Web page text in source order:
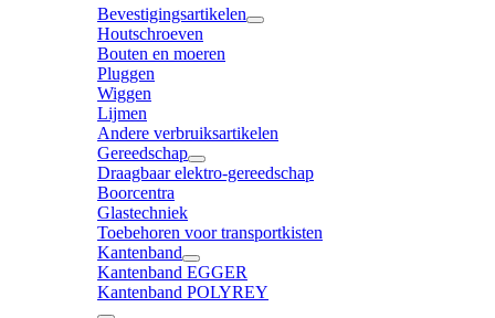
Bevestigingsartikelen
Houtschroeven
Bouten en moeren
Pluggen
Wiggen
Lijmen
Andere verbruiksartikelen
Gereedschap
Draagbaar elektro-gereedschap
Boorcentra
Glastechniek
Toebehoren voor transportkisten
Kantenband
Kantenband EGGER
Kantenband POLYREY